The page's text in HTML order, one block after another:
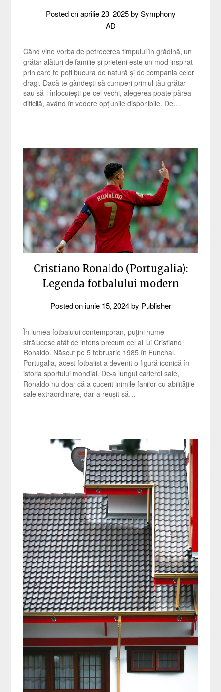
Posted onaprilie 23, 2025by Symphony
AD
Când vine vorba de petrecerea timpului în grădină, un
grătar alături de familie și prieteni este un mod inspirat
prin care te poți bucura de natură și de compania celor
dragi. Dacă te gândești să cumperi primul tău grătar
sau să-l înlocuiești pe cel vechi, alegerea poate părea
dificilă, având în vedere opțiunile disponibile. De…
Cristiano Ronaldo (Portugalia):
Legenda fotbalului modern
Posted oniunie 15, 2024by Publisher
În lumea fotbalului contemporan, puțini nume
strălucesc atât de intens precum cel al lui Cristiano
Ronaldo. Născut pe 5 februarie 1985 în Funchal,
Portugalia, acest fotbalist a devenit o figură iconică în
istoria sportului mondial. De-a lungul carierei sale,
Ronaldo nu doar că a cucerit inimile fanilor cu abilitățile
sale extraordinare, dar a reușit să…